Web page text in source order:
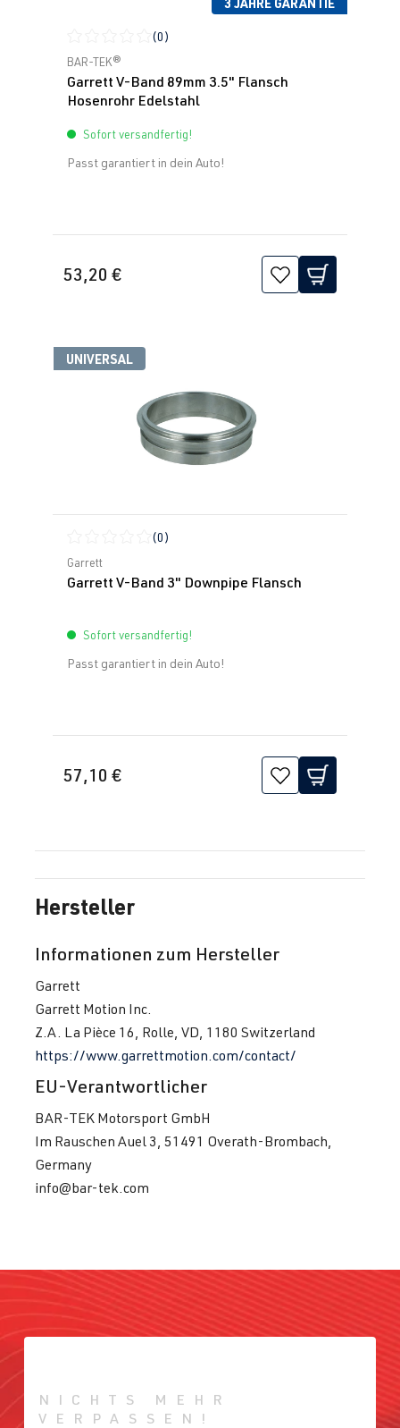
Durchschnittliche Bewertung von 0 von 5 Sternen
(0)
BAR-TEK®
Garrett V-Band 89mm 3.5" Flansch
Hosenrohr Edelstahl
Sofort versandfertig!
Passt garantiert in dein Auto!
53,20 €
UNIVERSAL
Durchschnittliche Bewertung von 0 von 5 Sternen
(0)
Garrett
Garrett V-Band 3" Downpipe Flansch
Sofort versandfertig!
Passt garantiert in dein Auto!
57,10 €
Hersteller
Informationen zum Hersteller
Garrett
Garrett Motion Inc.
Z.A. La Pièce 16, Rolle, VD, 1180 Switzerland
https://www.garrettmotion.com/contact/
EU-Verantwortlicher
BAR-TEK Motorsport GmbH
Im Rauschen Auel 3, 51491 Overath-Brombach,
Germany
info@bar-tek.com
NICHTS MEHR
VERPASSEN!